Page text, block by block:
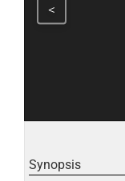
<
Synopsis